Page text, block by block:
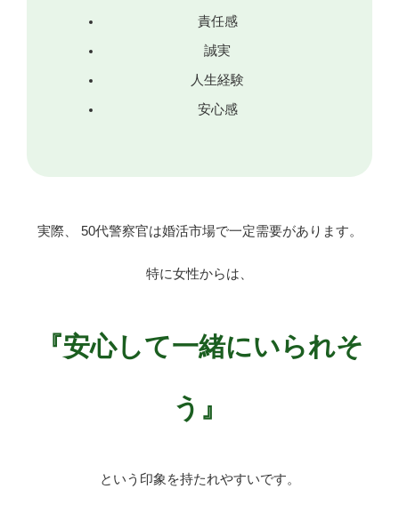
責任感
誠実
人生経験
安心感
実際、 50代警察官は婚活市場で一定需要があります。
特に女性からは、
『安心して一緒にいられそ
う』
という印象を持たれやすいです。